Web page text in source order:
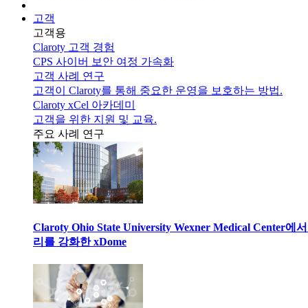
고객
고객용
Claroty 고객 경험
CPS 사이버 보안 여정 가속화
고객 사례 연구
고객이 Claroty를 통해 중요한 운영을 보호하는 방법.
Claroty xCel 아카데미
고객을 위한 지원 및 교육.
주요 사례 연구
Claroty Ohio State University Wexner Medical Center에
리를 강화한 xDome